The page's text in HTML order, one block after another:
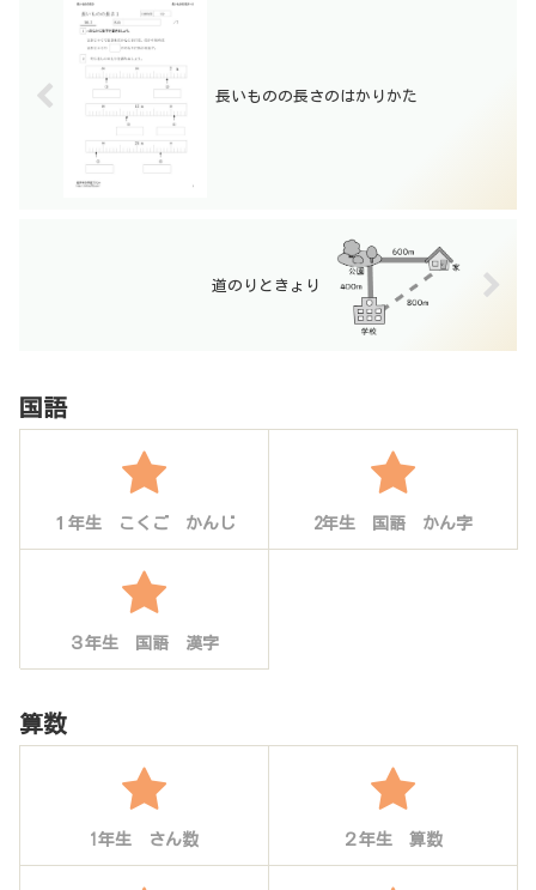
長いものの長さのはかりかた
道のりときょり
国語
１年生 こくご かんじ 2年生 国語 かん字
３年生 国語 漢字
算数
1年生 さん数 ２年生 算数